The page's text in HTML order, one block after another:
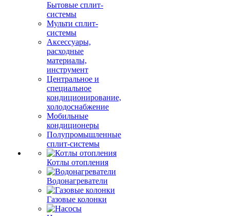
Бытовые сплит-
системы
Мульти сплит-
системы
Аксессуары,
расходные
материалы,
инструмент
Центральное и
специальное
кондиционирование,
холодоснабжение
Мобильные
кондиционеры
Полупромышленные
сплит-системы
Котлы отопления
Водонагреватели
Газовые колонки